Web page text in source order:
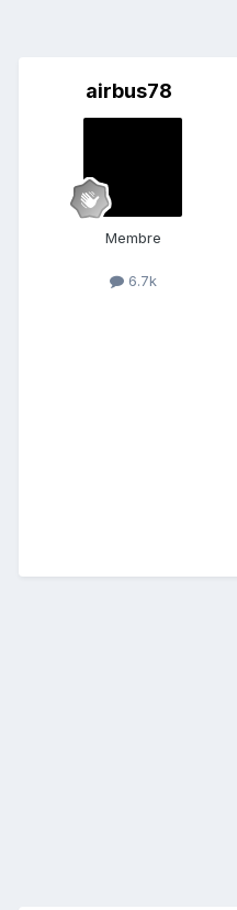
airbus78
Membre
6.7k